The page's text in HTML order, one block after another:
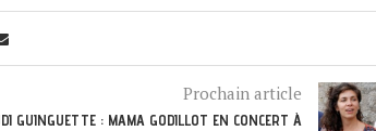
Prochain article
GUINGUETTE : MAMA GODILLOT EN CONCERT À